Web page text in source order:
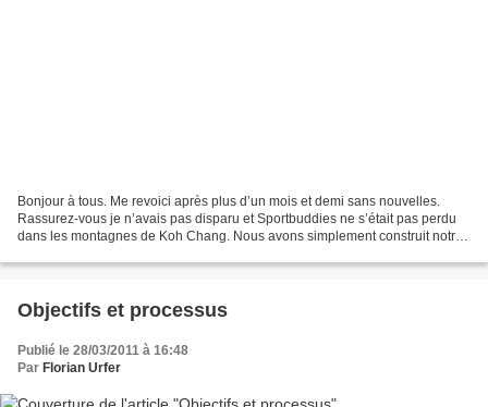
Bonjour à tous. Me revoici après plus d’un mois et demi sans nouvelles.
Rassurez-vous je n’avais pas disparu et Sportbuddies ne s’était pas perdu
dans les montagnes de Koh Chang. Nous avons simplement construit notre
Objectifs et processus
Publié le 28/03/2011 à 16:48
Par Florian Urfer